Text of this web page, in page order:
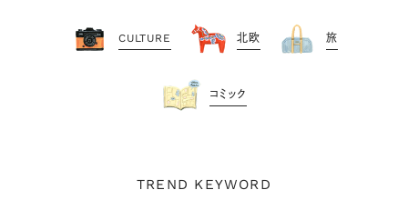
CULTURE 北欧 旅
コミック
TREND KEYWORD